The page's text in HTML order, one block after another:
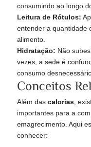
consumindo ao longo
Leitura de Rótulos:
entender a quantidade
alimento.
Hidratação: Não
vezes, a sede é
consumo
Conceitos
Além das calorias,
importantes para a
emagrecimento. Aqui
conhecer: